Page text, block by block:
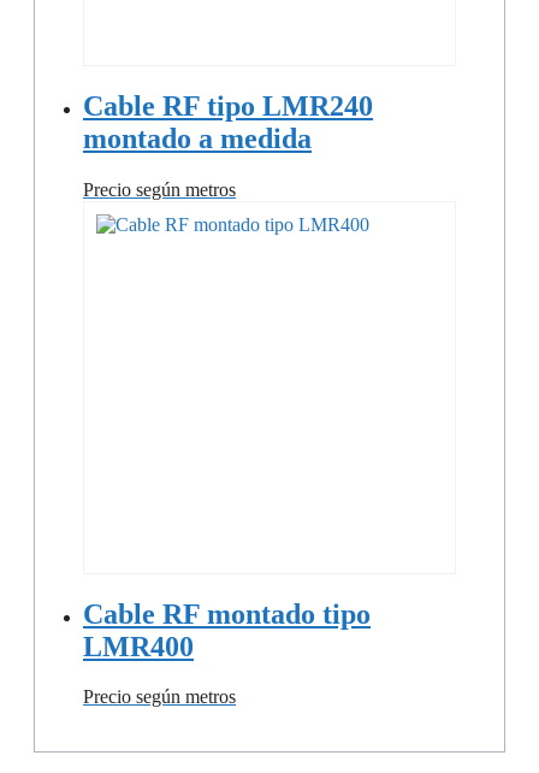
Cable RF tipo LMR240
montado a medida
Precio según metros
Cable RF montado tipo
LMR400
Precio según metros